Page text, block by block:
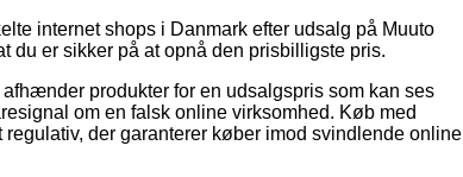
internet shops i Danmark efter udsalg på Muuto
du er sikker på at opnå den prisbilligste pris.
produkter for en udsalgspris som kan ses
om en falsk online virksomhed. Køb med
der garanterer køber imod svindlende online